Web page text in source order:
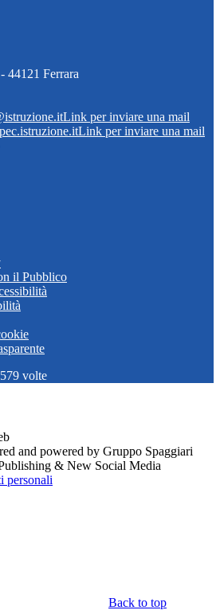
44121 Ferrara
Link per inviare una mail
Link per inviare una mail
il Pubblico
579 volte
and powered by Gruppo Spaggiari
& New Social Media
personali
Back to top